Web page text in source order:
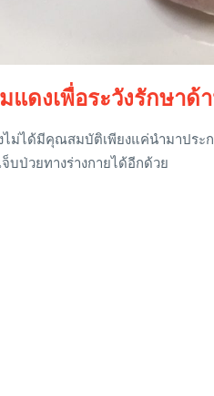
แดงเพื่อระวังรักษาด้
ไม่ได้มีคุณสมบัติเพียงแค่นำมาประ
บป่วยทางร่างกายได้อีกด้วย